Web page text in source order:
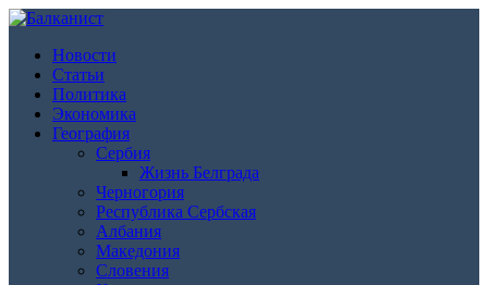
Новости
Статьи
Политика
Экономика
География
Сербия
Жизнь Белграда
Черногория
Республика Сербская
Албания
Македония
Словения